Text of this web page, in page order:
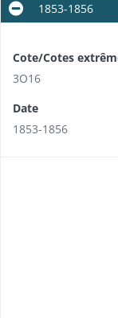
1853-1856
Cote/Cotes
3O16
Date
1853-1856